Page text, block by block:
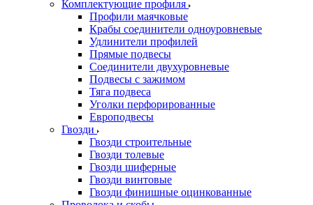
Комплектующие профиля
Профили маячковые
Крабы соединители одноуровневые
Удлинители профилей
Прямые подвесы
Соединители двухуровневые
Подвесы с зажимом
Тяга подвеса
Уголки перфорированные
Европодвесы
Гвозди
Гвозди строительные
Гвозди толевые
Гвозди шиферные
Гвозди винтовые
Гвозди финишные оцинкованные